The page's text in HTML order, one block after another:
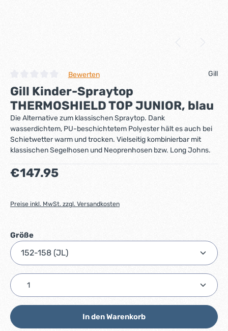
Durchschnittliche Bewertung von 0 von 5 Sternen
Bewerten Gill
Gill Kinder-Spraytop
THERMOSHIELD TOP JUNIOR, blau
Die Alternative zum klassischen Spraytop. Dank
wasserdichtem, PU-beschichtetem Polyester hält es auch bei
Schietwetter warm und trocken. Vielseitig kombinierbar mit
klassischen Segelhosen und Neoprenhosen bzw. Long Johns.
Regulärer Preis:
€147.95
Preise inkl. MwSt. zzgl. Versandkosten
Größeauswählen
Produkt Anzahl: Gib den gewünschten Wert ein
In den Warenkorb